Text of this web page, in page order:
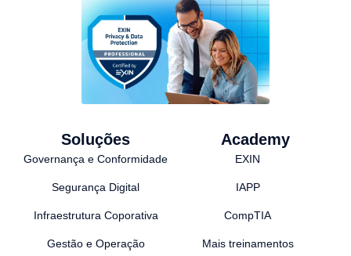
Soluções
Governança e Conformidade
Segurança Digital
Infraestrutura Coporativa
Gestão e Operação
Academy
EXIN
IAPP
CompTIA
Mais treinamentos